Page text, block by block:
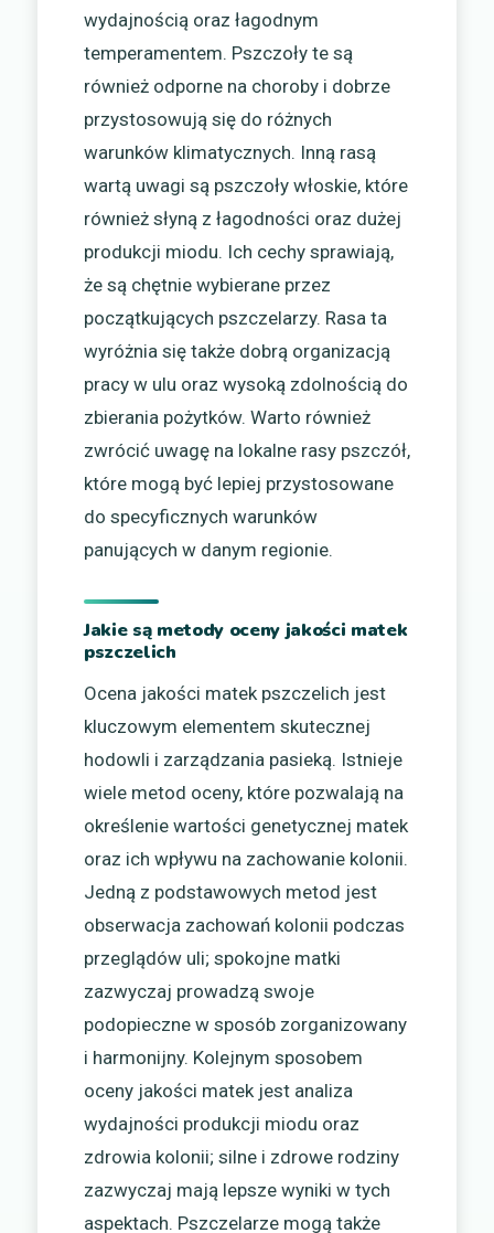
wydajnością oraz łagodnym
temperamentem. Pszczoły te są
również odporne na choroby i dobrze
przystosowują się do różnych
warunków klimatycznych. Inną rasą
wartą uwagi są pszczoły włoskie, które
również słyną z łagodności oraz dużej
produkcji miodu. Ich cechy sprawiają,
że są chętnie wybierane przez
początkujących pszczelarzy. Rasa ta
wyróżnia się także dobrą organizacją
pracy w ulu oraz wysoką zdolnością do
zbierania pożytków. Warto również
zwrócić uwagę na lokalne rasy pszczół,
które mogą być lepiej przystosowane
do specyficznych warunków
panujących w danym regionie.
Jakie są metody oceny jakości matek
pszczelich
Ocena jakości matek pszczelich jest
kluczowym elementem skutecznej
hodowli i zarządzania pasieką. Istnieje
wiele metod oceny, które pozwalają na
określenie wartości genetycznej matek
oraz ich wpływu na zachowanie kolonii.
Jedną z podstawowych metod jest
obserwacja zachowań kolonii podczas
przeglądów uli; spokojne matki
zazwyczaj prowadzą swoje
podopieczne w sposób zorganizowany
i harmonijny. Kolejnym sposobem
oceny jakości matek jest analiza
wydajności produkcji miodu oraz
zdrowia kolonii; silne i zdrowe rodziny
zazwyczaj mają lepsze wyniki w tych
aspektach. Pszczelarze mogą także